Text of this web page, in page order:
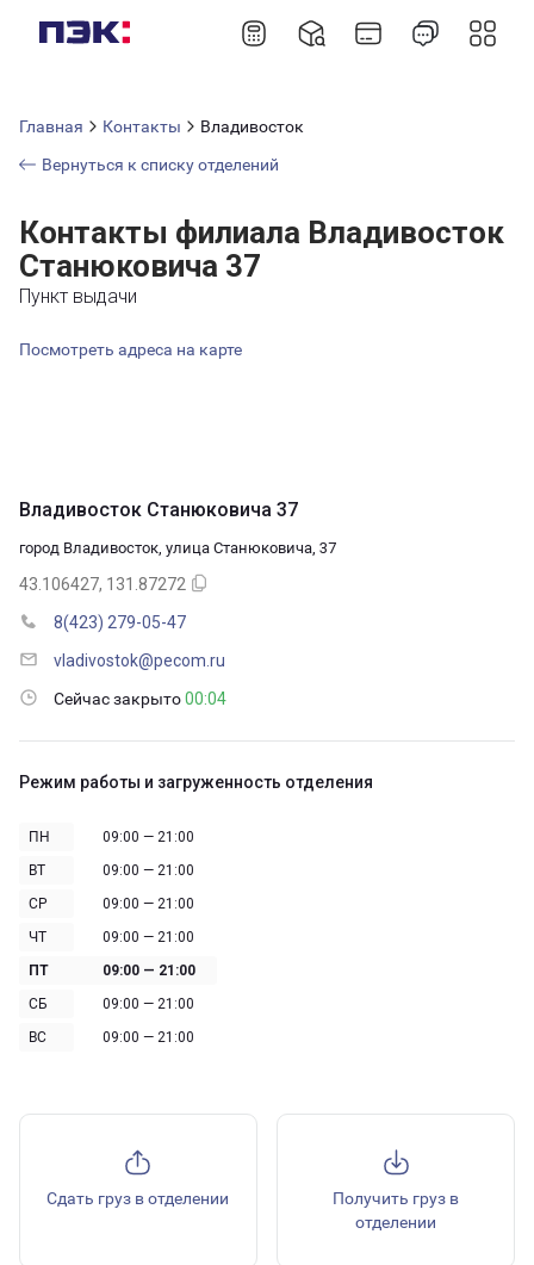
Главная Контакты
Владивосток
Вернуться к списку отделений
Контакты филиала Владивосток
Станюковича 37
Пункт выдачи
Посмотреть адреса на карте
Владивосток Станюковича 37
город Владивосток, улица Станюковича, 37
43.106427, 131.87272
8(423) 279-05-47
vladivostok@pecom.ru
Сейчас закрыто00:04
Режим работы и загруженность отделения
ПН
09:00 — 21:00
ВТ
09:00 — 21:00
СР
09:00 — 21:00
ЧТ
09:00 — 21:00
ПТ
09:00 — 21:00
СБ
09:00 — 21:00
ВС
09:00 — 21:00
Сдать груз в отделении
Получить груз в
отделении